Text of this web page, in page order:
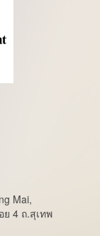
Mai,
ย 4 ถ.สุเทพ